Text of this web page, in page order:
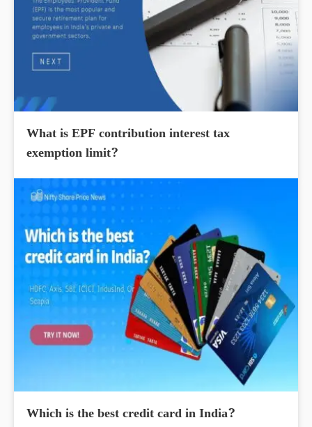
What is EPF contribution interest tax
exemption limit?
Which is the best credit card in India?